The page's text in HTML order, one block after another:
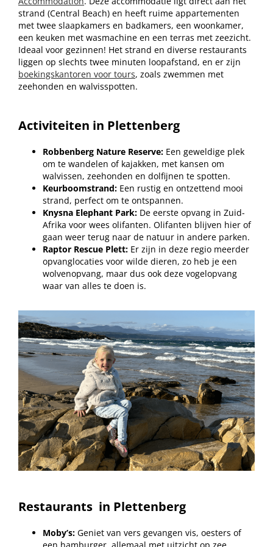
strand (Central Beach) en heeft ruime appartementen
met twee slaapkamers en badkamers, een woonkamer,
een keuken met wasmachine en een terras met zeezicht.
Ideaal voor gezinnen! Het strand en diverse restaurants
liggen op slechts twee minuten loopafstand, en er zijn
boekingskantoren voor tours, zoals zwemmen met
zeehonden en walvisspotten.
Activiteiten in Plettenberg
Robbenberg Nature Reserve: Een geweldige plek
om te wandelen of kajakken, met kansen om
walvissen, zeehonden en dolfijnen te spotten.
Keurboomstrand: Een rustig en ontzettend mooi
strand, perfect om te ontspannen.
Knysna Elephant Park: De eerste opvang in Zuid-
Afrika voor wees olifanten. Olifanten blijven hier of
gaan weer terug naar de natuur in andere parken.
Raptor Rescue Plett: Er zijn in deze regio meerder
opvanglocaties voor wilde dieren, zo heb je een
wolvenopvang, maar dus ook deze vogelopvang
waar van alles te doen is.
Restaurants in Plettenberg
Moby’s: Geniet van vers gevangen vis, oesters of